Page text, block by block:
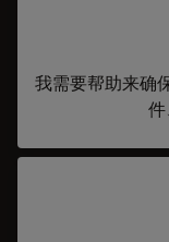
我需要帮助来确
件